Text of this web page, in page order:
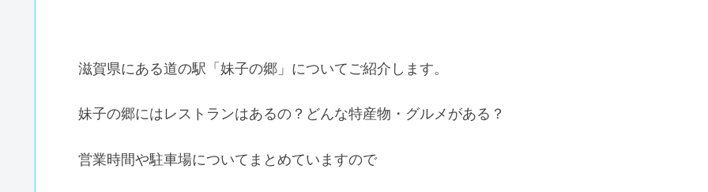
滋賀県にある道の駅「妹子の郷」についてご紹介します。
妹子の郷にはレストランはあるの？どんな特産物・グルメがある？
営業時間や駐車場についてまとめていますので